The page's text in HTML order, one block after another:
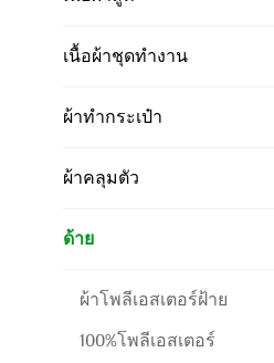
เนื้อผ้าชุดทำงาน
ผ้าทำกระเป๋า
ผ้าคลุมตัว
ด้าย
ผ้าโพลีเอสเตอร์ฝ้าย
100%โพลีเอสเตอร์